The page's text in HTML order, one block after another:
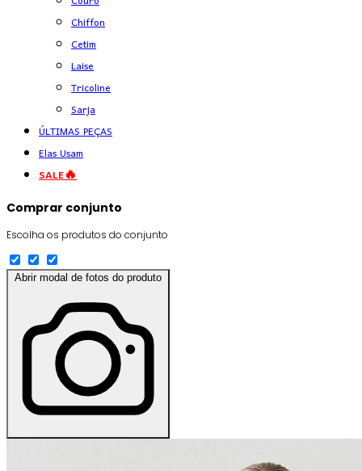
Chiffon
Cetim
Laise
Tricoline
Sarja
ÚLTIMAS PEÇAS
Elas Usam
SALE🔥
Comprar conjunto
Escolha os produtos do conjunto
Abrir modal de fotos do produto